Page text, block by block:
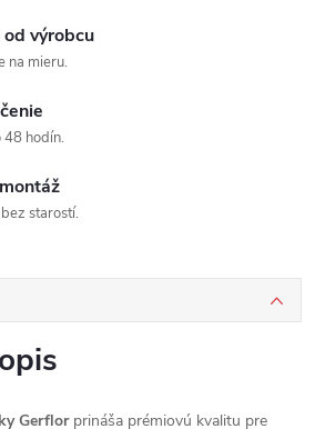
výrobcu
na mieru.
48 hodín.
starostí.
Gerflorprináša prémiovú kvalitu pre